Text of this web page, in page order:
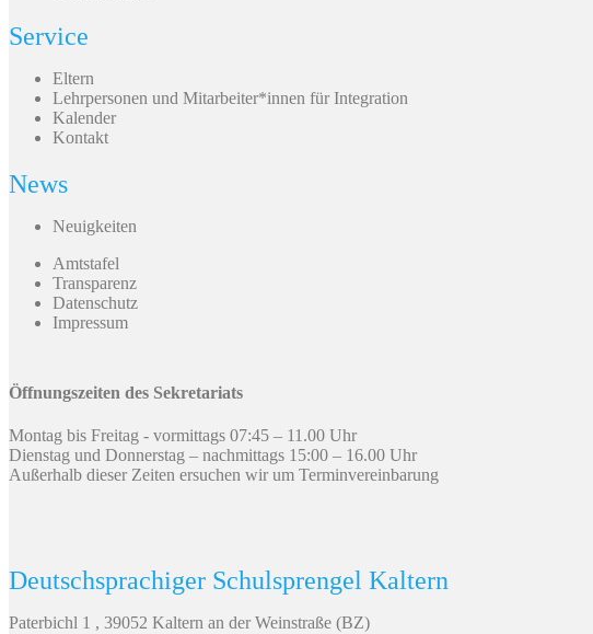
Service
Eltern
Lehrpersonen und Mitarbeiter*innen für Integration
Kalender
Kontakt
News
Neuigkeiten
Amtstafel
Transparenz
Datenschutz
Impressum
Öffnungszeiten des Sekretariats
Montag bis Freitag - vormittags 07:45 – 11.00 Uhr
Dienstag und Donnerstag – nachmittags 15:00 – 16.00 Uhr
Außerhalb dieser Zeiten ersuchen wir um Terminvereinbarung
Deutschsprachiger Schulsprengel Kaltern
Paterbichl 1 , 39052 Kaltern an der Weinstraße (BZ)